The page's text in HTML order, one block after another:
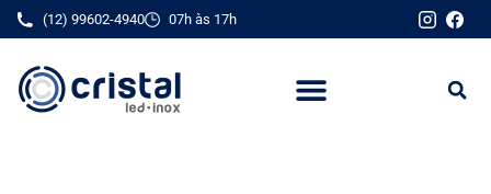
(12) 99602-4940 07h às 17h